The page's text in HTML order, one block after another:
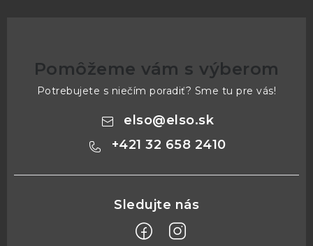
Pomôžeme vám s výberom
Potrebujete s niečím poradiť? Sme tu pre vás!
elso@elso.sk
+421 32 658 2410